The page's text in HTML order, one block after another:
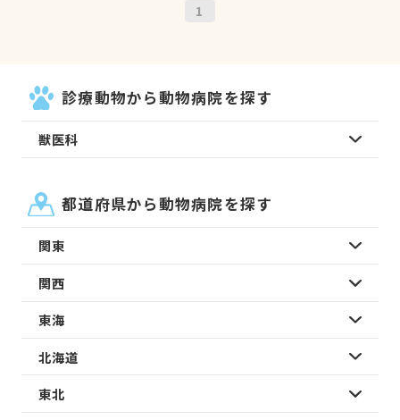
1
診療動物から動物病院を探す
獣医科
都道府県から動物病院を探す
関東
関西
東海
北海道
東北